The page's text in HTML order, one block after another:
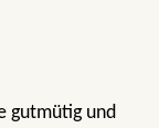
gutmütig und